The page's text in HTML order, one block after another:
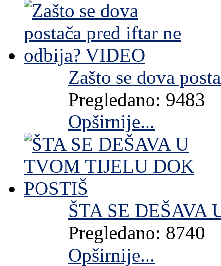
Zašto se dova
Pregledano: 9483
Opširnije...
ŠTA SE DEŠAVA
Pregledano: 8740
Opširnije...